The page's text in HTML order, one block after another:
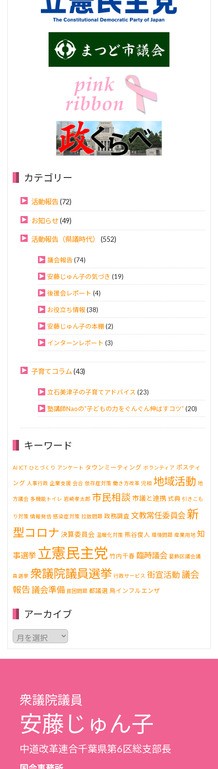
カテゴリー
活動報告(72)
お知らせ(49)
活動報告（県議時代） (552)
議会報告(74)
安藤じゅん子の気づき (19)
後援会レポート (4)
お役立ち情報(38)
安藤じゅん子の本棚(2)
インターンレポート (3)
子育てコラム (43)
立石美津子の子育てアドバイス (23)
塾講師Naoの“子どもの力をぐんぐん伸ばすコツ” (20)
キーワード
AI ICT ひとづくり アンケート タウンミーティング ボランティア ポスティ
ング 人事行政 企業支援 会合 依存症対策 働き方改革 児相 地域活動 地
方議会 多機能トイレ 岩崎孝太郎 市民相談 市議と連携 式典 引きこも
り対策 情報発信 感染症対策 拉致問題 政務調査 文教常任委員会 新
型コロナ 決算委員会 温暖化対策 熊谷俊人 環境問題 産業用地 知
事選挙 立憲民主党 竹内千春 臨時議会 葛飾区議会議
員選挙 衆議院議員選挙 行政サービス 街宣活動 議会
報告議会準備 貧困問題 都議選 鳥インフルエンザ
アーカイブ
ア
ー
カ
イ
衆議院議員
安藤じゅん子
中道改革連合千葉県第6区総支部長